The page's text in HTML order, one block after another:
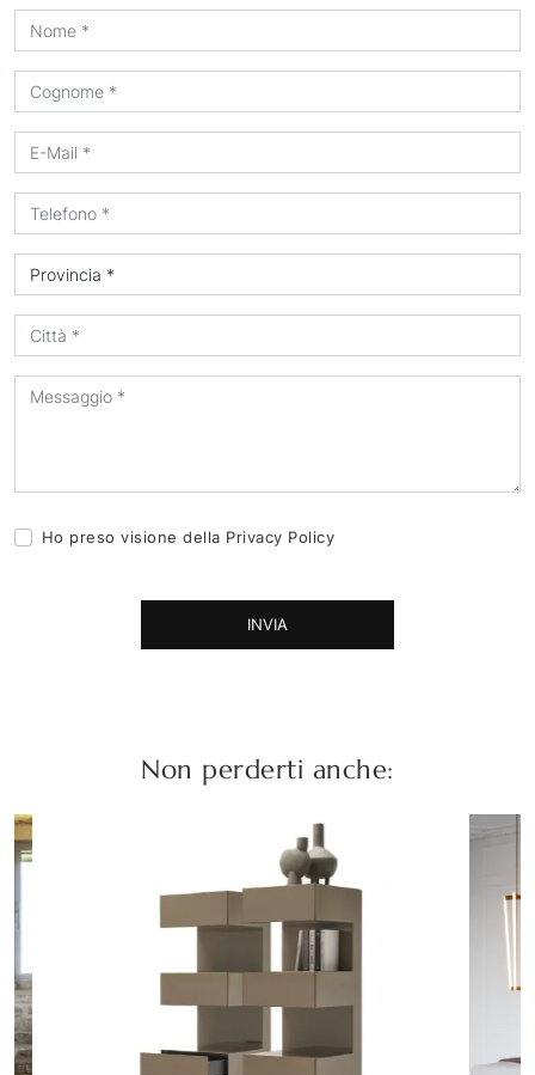
Ho preso visione della Privacy Policy
INVIA
Non perderti anche: